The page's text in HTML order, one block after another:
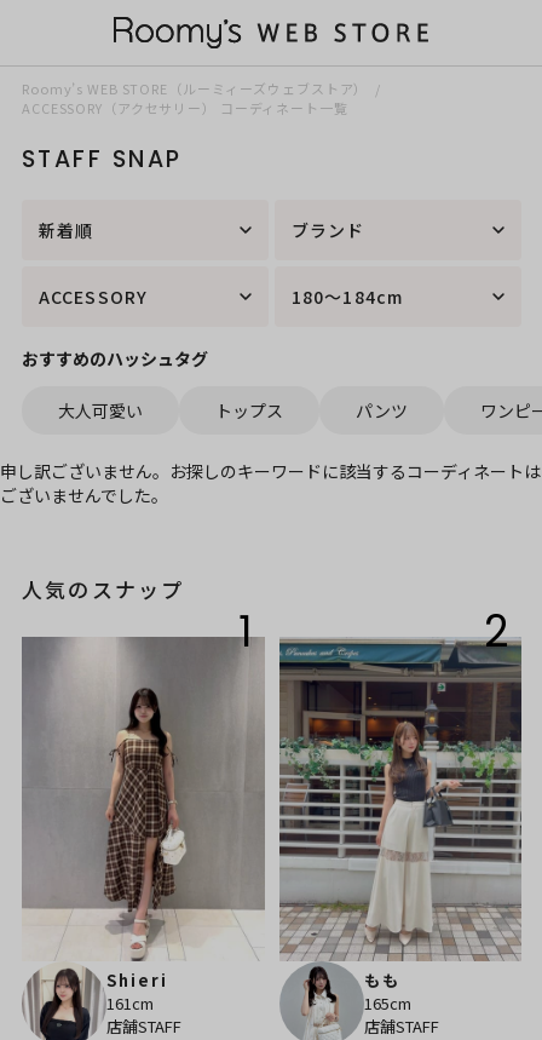
Roomy’s WEB STORE（ルーミィーズウェブストア）
ACCESSORY（アクセサリー） コーディネート一覧
STAFF SNAP
新着順 ブランド
ACCESSORY 180～184cm
おすすめのハッシュタグ
大人可愛い トップス パンツ ワンピ
申し訳ございません。お探しのキーワードに該当するコーディネートは
ございませんでした。
人気のスナップ
1
Shieri
161cm
店舗STAFF
2
もも
165cm
店舗STAFF